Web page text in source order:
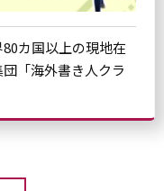
カ国以上の現地在
「海外書き人クラ